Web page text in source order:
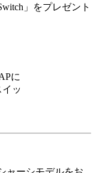
」をプレゼント
に
ッ